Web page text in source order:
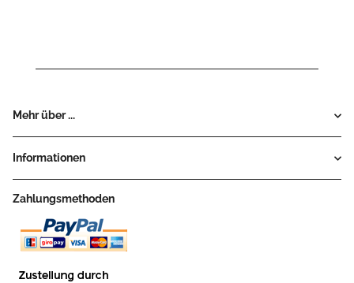
Mehr über ...
Informationen
Zahlungsmethoden